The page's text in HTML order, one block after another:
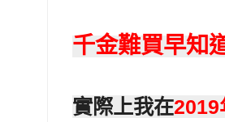
千金難買早知
實際上我在2019